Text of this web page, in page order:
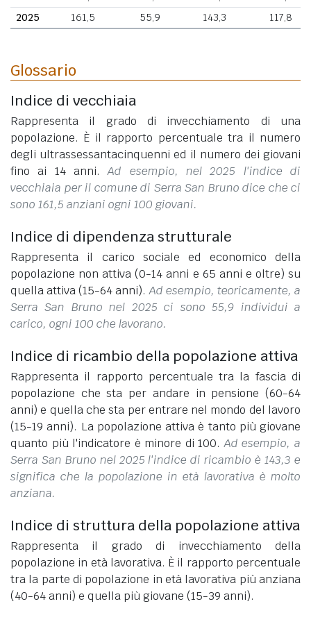
2025
161,5 55,9 143,3 117,8
Glossario
Indice di vecchiaia
Rappresenta il grado di invecchiamento di una
popolazione. È il rapporto percentuale tra il numero
degli ultrassessantacinquenni ed il numero dei giovani
fino ai 14 anni.Ad esempio, nel 2025 l'indice di
vecchiaia per il comune di Serra San Bruno dice che ci
sono 161,5 anziani ogni 100 giovani.
Indice di dipendenza strutturale
Rappresenta il carico sociale ed economico della
popolazione non attiva (0-14 anni e 65 anni e oltre) su
quella attiva (15-64 anni).Ad esempio, teoricamente, a
Serra San Bruno nel 2025 ci sono 55,9 individui a
carico, ogni 100 che lavorano.
Indice di ricambio della popolazione attiva
Rappresenta il rapporto percentuale tra la fascia di
popolazione che sta per andare in pensione (60-64
anni) e quella che sta per entrare nel mondo del lavoro
(15-19 anni). La popolazione attiva è tanto più giovane
quanto più l'indicatore è minore di 100.Ad esempio, a
Serra San Bruno nel 2025 l'indice di ricambio è 143,3 e
significa che la popolazione in età lavorativa è molto
anziana.
Indice di struttura della popolazione attiva
Rappresenta il grado di invecchiamento della
popolazione in età lavorativa. È il rapporto percentuale
tra la parte di popolazione in età lavorativa più anziana
(40-64 anni) e quella più giovane (15-39 anni).